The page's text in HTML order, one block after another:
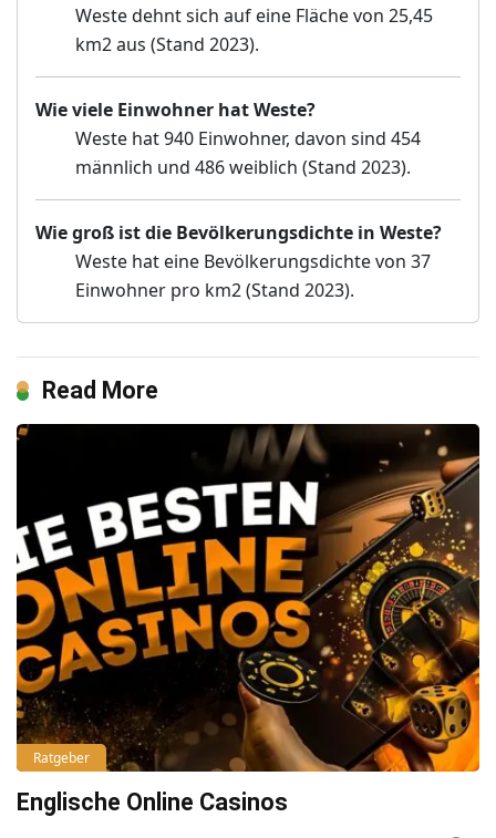
Weste dehnt sich auf eine Fläche von 25,45
km2 aus (Stand 2023).
Wie viele Einwohner hat Weste?
Weste hat 940 Einwohner, davon sind 454
männlich und 486 weiblich (Stand 2023).
Wie groß ist die Bevölkerungsdichte in Weste?
Weste hat eine Bevölkerungsdichte von 37
Einwohner pro km2 (Stand 2023).
Read More
Ratgeber
Englische Online Casinos